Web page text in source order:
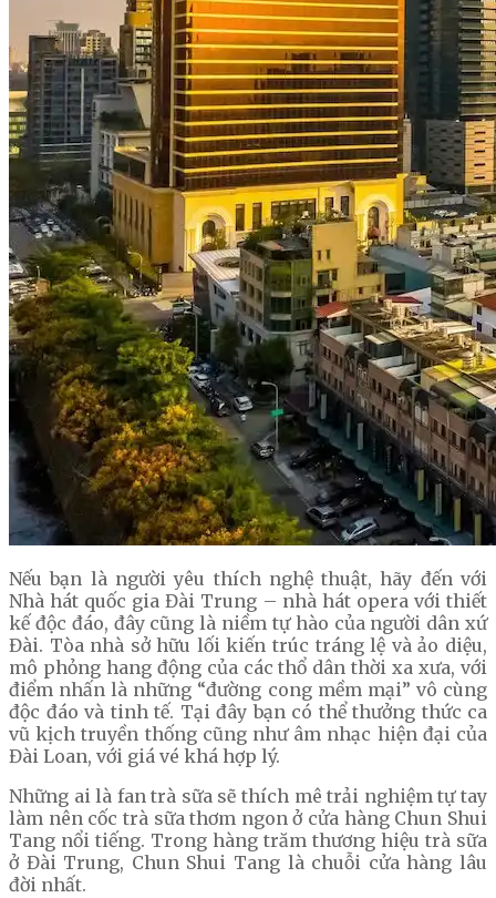
Nếu bạn là người yêu thích nghệ thuật, hãy đến với
Nhà hát quốc gia Đài Trung – nhà hát opera với thiết
kế độc đáo, đây cũng là niềm tự hào của người dân xứ
Đài. Tòa nhà sở hữu lối kiến trúc tráng lệ và ảo diệu,
mô phỏng hang động của các thổ dân thời xa xưa, với
điểm nhấn là những “đường cong mềm mại” vô cùng
độc đáo và tinh tế. Tại đây bạn có thể thưởng thức ca
vũ kịch truyền thống cũng như âm nhạc hiện đại của
Đài Loan, với giá vé khá hợp lý.
Những ai là fan trà sữa sẽ thích mê trải nghiệm tự tay
làm nên cốc trà sữa thơm ngon ở cửa hàng Chun Shui
Tang nổi tiếng. Trong hàng trăm thương hiệu trà sữa
ở Đài Trung, Chun Shui Tang là chuỗi cửa hàng lâu
đời nhất.